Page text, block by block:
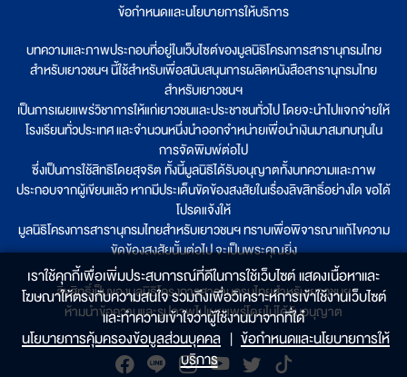
ข้อกำหนดและนโยบายการให้บริการ
บทความและภาพประกอบที่อยู่ในเว็บไซต์ของมูลนิธิโครงการสารานุกรมไทย
สำหรับเยาวชนฯ นี้ใช้สำหรับเพื่อสนับสนุนการผลิตหนังสือสารานุกรมไทย
สำหรับเยาวชนฯ
เป็นการเผยแพร่วิชาการให้แก่เยาวชนและประชาชนทั่วไป โดยจะนำไปแจกจ่ายให้
โรงเรียนทั่วประเทศ และจำนวนหนึ่งนำออกจำหน่ายเพื่อนำเงินมาสมทบทุนใน
การจัดพิมพ์ต่อไป
ซึ่งเป็นการใช้สิทธิโดยสุจริต ทั้งนี้มูลนิธิได้รับอนุญาตทั้งบทความและภาพ
ประกอบจากผู้เขียนแล้ว หากมีประเด็นขัดข้องสงสัยในเรื่องลิขสิทธิ์อย่างใด ขอได้
โปรดแจ้งให้
มูลนิธิโครงการสารานุกรมไทยสำหรับเยาวชนฯ ทราบเพื่อพิจารณาแก้ไขความ
ขัดข้องสงสัยนั้นต่อไป จะเป็นพระคุณยิ่ง
ลิขสิทธิ์เป็นของมูลนิธิโครงการสารานุกรมไทยสำหรับเยาวชนฯ
ห้ามนำข้อความและรูปภาพไปเผยแพร่โดยไม่ได้รับอนุญาต
เราใช้คุกกี้เพื่อเพิ่มประสบการณ์ที่ดีในการใช้เว็บไซต์ แสดงเนื้อหาและ
โฆษณาให้ตรงกับความสนใจ รวมถึงเพื่อวิเคราะห์การเข้าใช้งานเว็บไซต์
และทำความเข้าใจว่าผู้ใช้งานมาจากที่ใด๋
นโยบายการคุ้มครองข้อมูลส่วนบุคคล | ข้อกำหนดและนโยบายการให้
บริการ